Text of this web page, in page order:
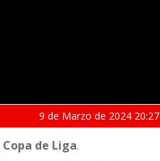
9 de Marzo de 2024 20:27
Copa de Liga.